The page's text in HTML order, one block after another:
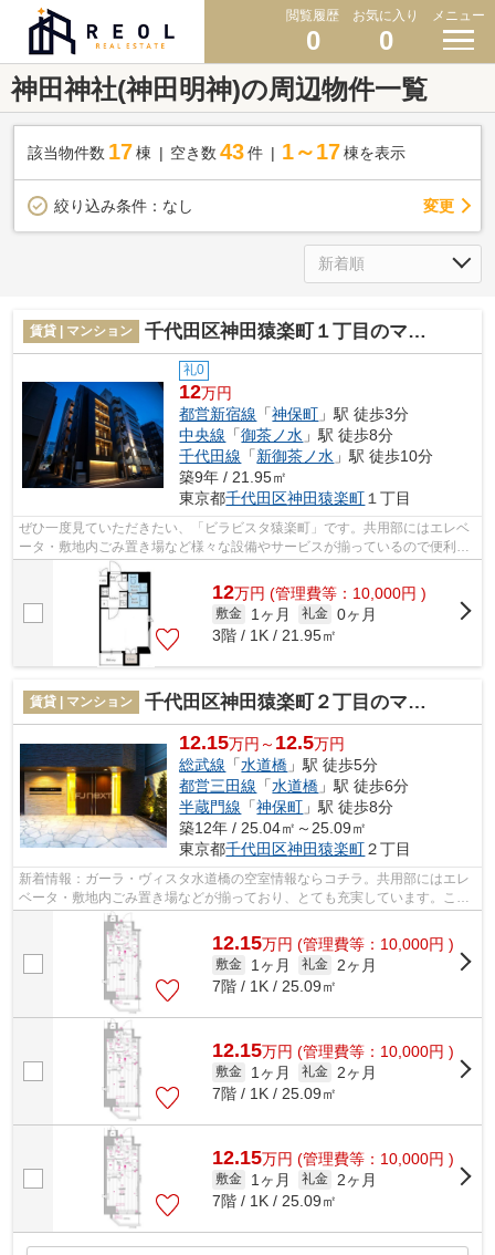
閲覧履歴
0
お気に入り
0
メニュー
神田神社(神田明神)の周辺物件一覧
該当物件数 17棟 空き数 43 件 1～17 棟を表示
絞り込み条件： なし 変更
賃貸 | マンション 千代田区神田猿楽町１丁目のマンション
礼0
12万円
都営新宿線 「神保町 」駅 徒歩3分
中央線 「御茶ノ水 」駅 徒歩8分
千代田線 「新御茶ノ水 」駅 徒歩10分
築9年 / 21.95㎡
東京都千代田区神田猿楽町１丁目
ぜひ一度見ていただきたい、「ビラビスタ猿楽町」です。共用部にはエレベ
ータ・敷地内ごみ置き場など様々な設備やサービスが揃っているので便利で
す。タイルが外壁には張られています...
12万円 (管理費等：10,000円 )
敷金 1ヶ月 礼金 0ヶ月
3階 / 1K / 21.95㎡
賃貸 | マンション 千代田区神田猿楽町２丁目のマンション
12.15万円～ 12.5万円
総武線 「水道橋 」駅 徒歩5分
都営三田線 「水道橋 」駅 徒歩6分
半蔵門線 「神保町 」駅 徒歩8分
築12年 / 25.04㎡～25.09㎡
東京都千代田区神田猿楽町２丁目
新着情報：ガーラ・ヴィスタ水道橋の空室情報ならコチラ。共用部にはエレ
ベータ・敷地内ごみ置き場などが揃っており、とても充実しています。こち
らは初期費用をカードでお支払いいた...
12.15万円 (管理費等：10,000円 )
敷金 1ヶ月 礼金
2ヶ月
7階 / 1K / 25.09㎡
12.15万円 (管理費等：10,000円 )
敷金 1ヶ月 礼金
2ヶ月
7階 / 1K / 25.09㎡
12.15万円 (管理費等：10,000円 )
敷金 1ヶ月 礼金
2ヶ月
7階 / 1K / 25.09㎡